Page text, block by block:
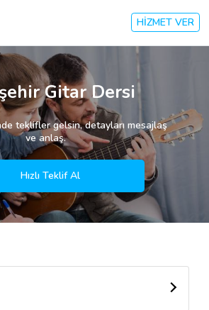
HİZMET VER
Gitar Dersi
teklifler gelsin, detayları mesajlaş
ve anlaş.
Hızlı Teklif Al